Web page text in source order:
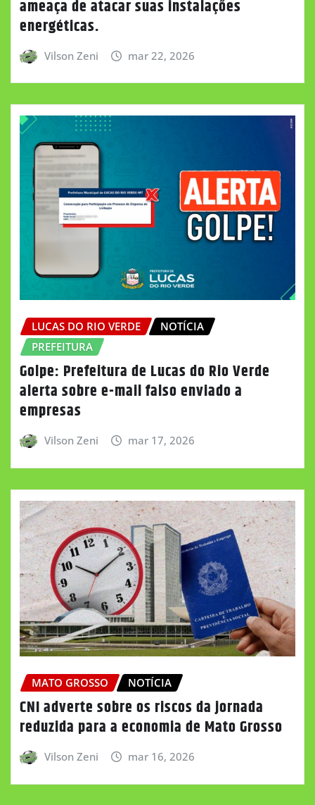
ameaça de atacar suas instalações
energéticas.
Vilson Zeni mar 22, 2026
LUCAS DO RIO VERDE
NOTÍCIA
PREFEITURA
Golpe: Prefeitura de Lucas do Rio Verde
alerta sobre e-mail falso enviado a
empresas
Vilson Zeni mar 17, 2026
MATO GROSSO NOTÍCIA
CNI adverte sobre os riscos da jornada
reduzida para a economia de Mato Grosso
Vilson Zeni mar 16, 2026